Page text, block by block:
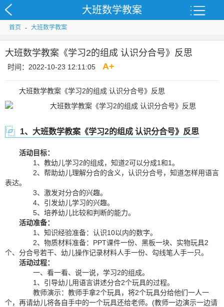
大班数学教案
首页 - 大班数学教案
大班数学教案《学习2的组成 认识分合号》反思
时间：2022-10-23 12:11:05 A+
大班数学教案《学习2的组成 认识分合号》反思
1、大班数学教案《学习2的组成 认识分合号》反思
活动目标：
1、教幼儿学习2的组成，知道2可以分成1和1。
2、帮助幼儿理解分合的含义，认识分合号，知道怎样用语言
表达。
3、激发对分合的兴趣。
4、引发幼儿学习的兴趣。
5、培养幼儿比较和判断的能力。
活动准备：
1、知识经验准备：认识10以内的数字。
2、物质材料准备：PPT课件一份、黑板一块、实物玩具2
个、分合号若干、幼儿操作记录材料人手一份、勾线笔人手一只。
活动过程：
一、看一看、说一说，学习2的组成。
1、引导幼儿用语言讲述分合2个玩具的过程。
教师演示：教师手拿2个玩具，将2个玩具分给他们一人一
个，再请幼儿将各自手中的一个玩具还给老师。(教师一边演示一边请